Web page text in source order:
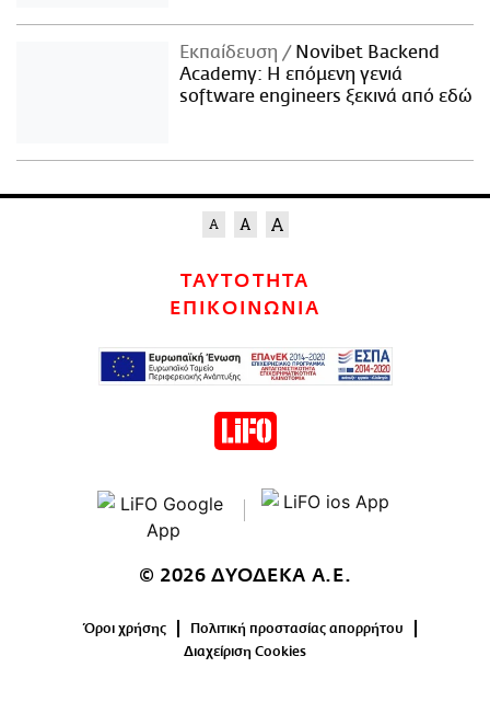
Εκπαίδευση
Novibet Backend
Academy: Η επόμενη γενιά
software engineers ξεκινά από εδώ
ΤΑΥΤΟΤΗΤΑ
ΕΠΙΚΟΙΝΩΝΙΑ
© 2026 ΔΥΟΔΕΚΑ Α.Ε.
Όροι χρήσης
Πολιτική προστασίας απορρήτου
Διαχείριση Cookies